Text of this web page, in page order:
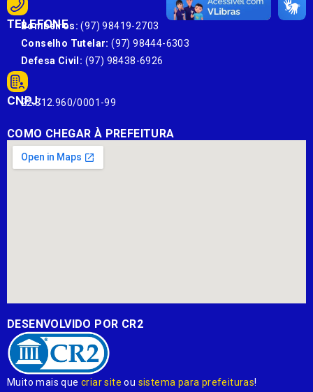
TELEFONE
Bombeiros: (97) 98419-2703
Conselho Tutelar: (97) 98444-6303
Defesa Civil: (97) 98438-6926
CNPJ:
22.812.960/0001-99
COMO CHEGAR À PREFEITURA
DESENVOLVIDO POR CR2
Muito mais quecriar site ou sistema para prefeituras!